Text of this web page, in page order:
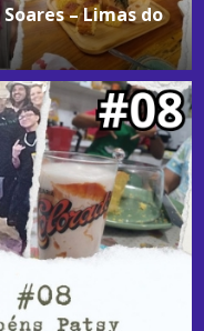
– Limas do